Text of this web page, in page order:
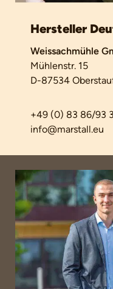
Hersteller
Weissachmühle
Mühlenstr. 15
D-87534
+49 (0) 83 86/93
info@marstall.eu